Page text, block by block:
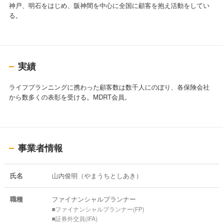
神戸、明石をはじめ、阪神間を中心に全国に顧客を抱え活動をしてい
る。
実績
ライフプランニングに携わった顧客数は数千人にのぼり、各保険会社
から数多くの表彰を受ける。MDRT会員。
事業者情報
氏名 山内俊明（やまうちとしあき）
職種 ファイナンシャルプランナー
■ファイナンシャルプランナー(FP)
■証券外交員(IFA)